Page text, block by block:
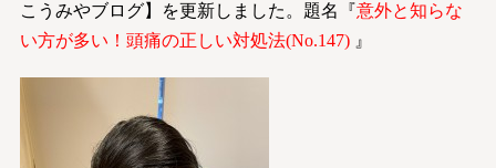
こうみやブログ】を更新しました。題名『意外と知らな
い方が多い！頭痛の正しい対処法(No.147) 』